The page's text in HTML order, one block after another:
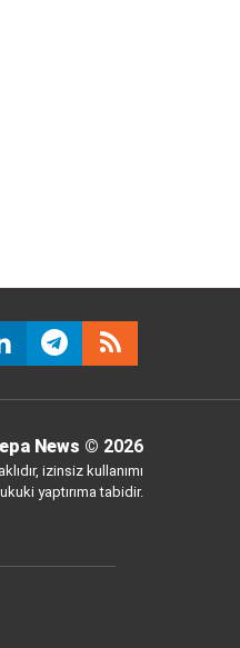
News © 2026
izinsiz kullanımı
yaptırıma tabidir.